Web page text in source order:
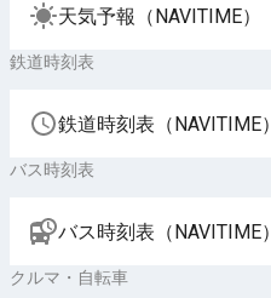
天気予報（NAVITIME）
鉄道時刻表
鉄道時刻表（NAVITIME）
バス時刻表
バス時刻表（NAVITIME）
クルマ・自転車